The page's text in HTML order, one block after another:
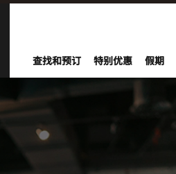
享家
查找和预订 特别优惠 假期